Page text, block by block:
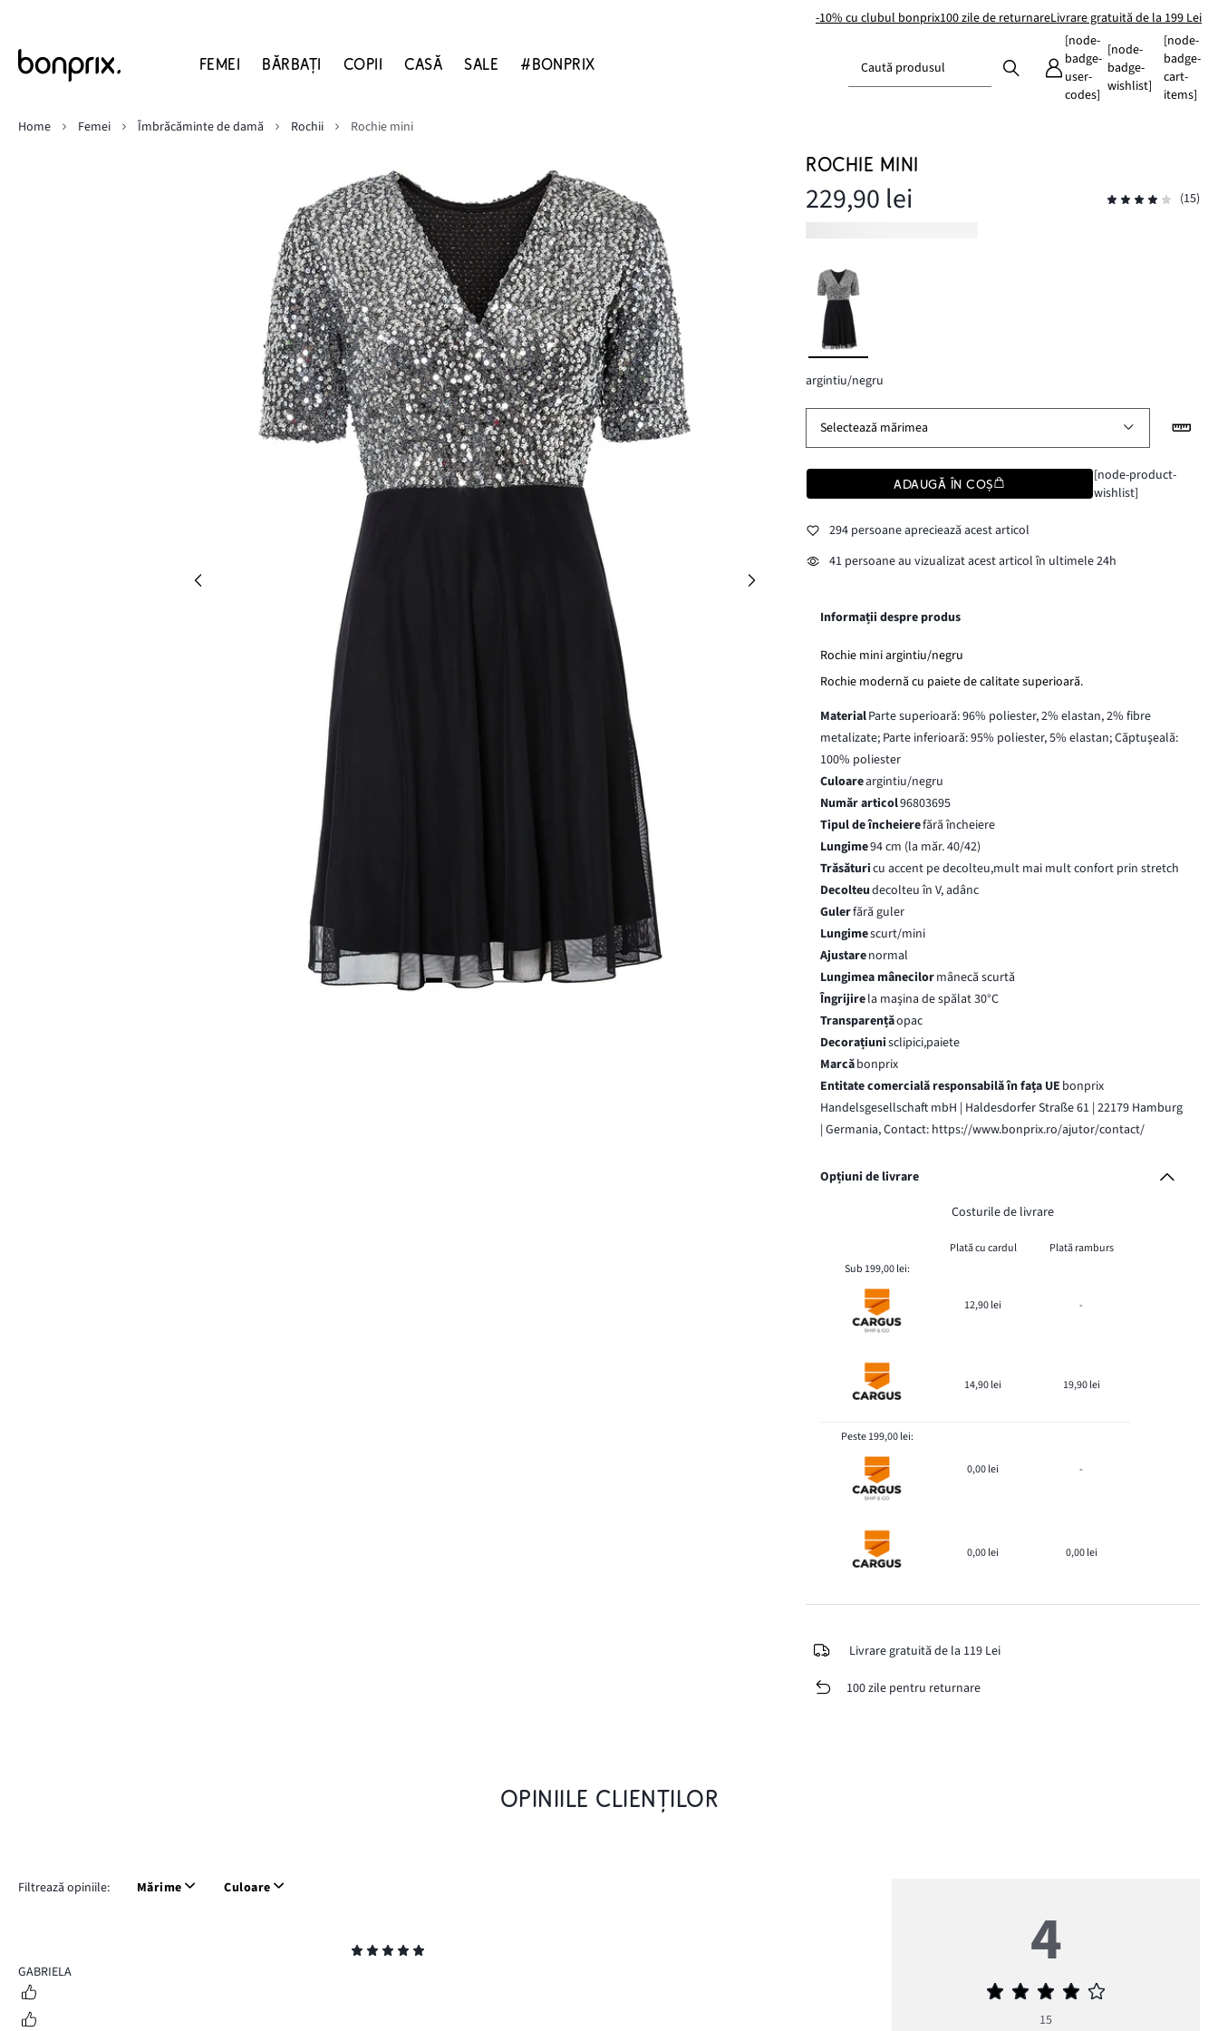
-10% cu clubul bonprix100 zile de returnareLivrare gratuită de la 199 Lei
FEMEI BĂRBAŢI COPII CASĂ SALE #BONPRIX Caută produsul
[node-
badge-
user-
codes]
[node-
badge-
wishlist]
[node-
badge-
cart-
items]
Home
Femei Îmbrăcăminte de damă Rochii Rochie mini
ROCHIE MINI
229,90 lei (15)
argintiu/negru
Selectează mărimea
ADAUGĂ ÎN COȘ
[node-product-
wishlist]
294 persoane apreciează acest articol
41 persoane au vizualizat acest articol în ultimele 24h
Informații despre produs
Rochie mini argintiu/negru
Rochie modernă cu paiete de calitate superioară.
MaterialParte superioară: 96% poliester, 2% elastan, 2% fibre
metalizate; Parte inferioară: 95% poliester, 5% elastan; Căptuşeală:
100% poliester
Culoareargintiu/negru
Număr articol96803695
Tipul de încheierefără încheiere
Lungime94 cm (la măr. 40/42)
Trăsăturicu accent pe decolteu,mult mai mult confort prin stretch
Decolteudecolteu în V, adânc
Gulerfără guler
Lungimescurt/mini
Ajustarenormal
Lungimea mânecilormânecă scurtă
Îngrijirela maşina de spălat 30°C
Transparențăopac
Decorațiunisclipici,paiete
Marcăbonprix
Entitate comercială responsabilă în fața UE bonprix
Handelsgesellschaft mbH | Haldesdorfer Straße 61 | 22179 Hamburg
| Germania, Contact: https://www.bonprix.ro/ajutor/contact/
Opțiuni de livrare
Costurile de livrare
Plată cu cardul
Plată ramburs
Sub 199,00 lei:
12,90 lei -
14,90 lei 19,90 lei
Peste 199,00 lei:
0,00 lei -
0,00 lei 0,00 lei
Livrare gratuită de la 119 Lei
100 zile pentru returnare
OPINIILE CLIENȚILOR
Filtrează opiniile: Mărime Culoare
5
GABRIELA 4
Evaluarea
4
15